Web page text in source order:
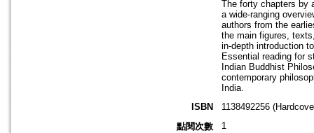
The forty chapters by
a wide-ranging
authors from the
the main figures,
in-depth introduction
Essential reading for
Indian Buddhist
contemporary
India.
ISBN
1138492256
點閱次數
1